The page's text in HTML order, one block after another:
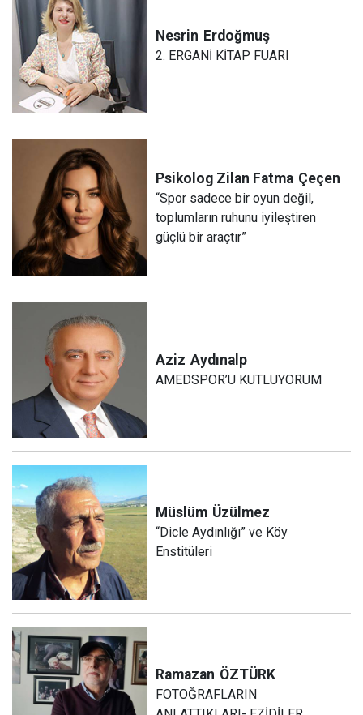
Nesrin Erdoğmuş
2. ERGANİ KİTAP FUARI
Psikolog Zilan Fatma Çeçen
“Spor sadece bir oyun değil,
toplumların ruhunu iyileştiren
güçlü bir araçtır”
Aziz Aydınalp
AMEDSPOR’U KUTLUYORUM
Müslüm Üzülmez
“Dicle Aydınlığı” ve Köy
Enstitüleri
Ramazan ÖZTÜRK
FOTOĞRAFLARIN